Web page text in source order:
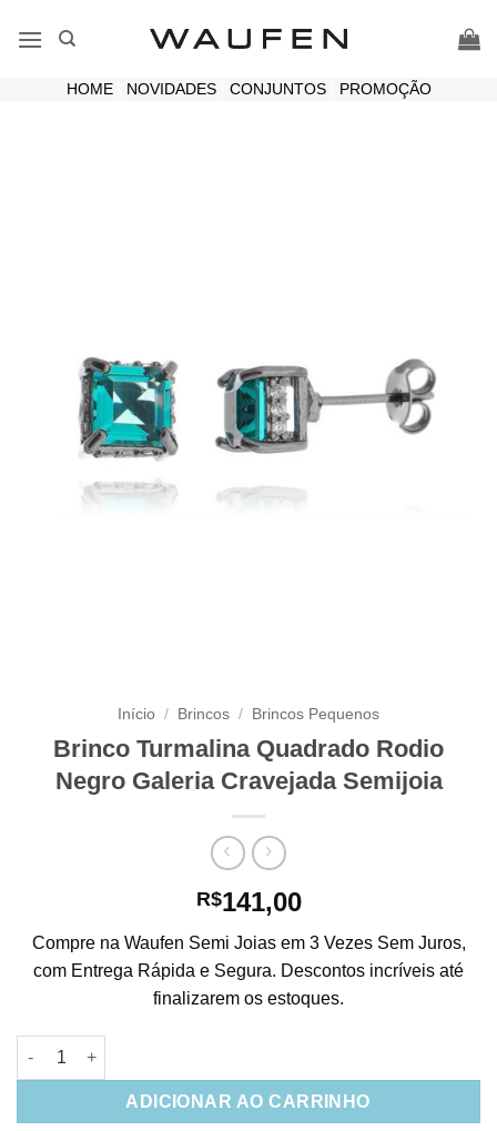
HOME| NOVIDADES| CONJUNTOS| PROMOÇÃO
Início / Brincos / Brincos Pequenos
Brinco Turmalina Quadrado Rodio
Negro Galeria Cravejada Semijoia
R$141,00
Compre na Waufen Semi Joias em 3 Vezes Sem Juros,
com Entrega Rápida e Segura. Descontos incríveis até
finalizarem os estoques.
Brinco Turmalina Quadrado Rodio Negro Galeria Cravejada
ADICIONAR AO CARRINHO